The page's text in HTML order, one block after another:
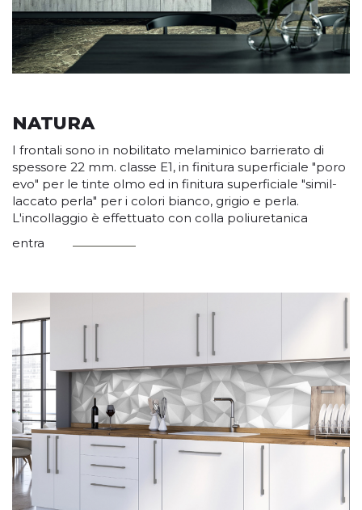
NATURA
I frontali sono in nobilitato melaminico barrierato di
spessore 22 mm. classe E1, in finitura superficiale "poro
evo" per le tinte olmo ed in finitura superficiale "simil-
laccato perla" per i colori bianco, grigio e perla.
L'incollaggio è effettuato con colla poliuretanica
entra